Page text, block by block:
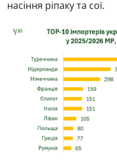
насіння ріпаку та сої.